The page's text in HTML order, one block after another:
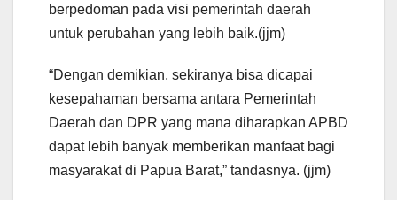
berpedoman pada visi pemerintah daerah
untuk perubahan yang lebih baik.(jjm)
“Dengan demikian, sekiranya bisa dicapai
kesepahaman bersama antara Pemerintah
Daerah dan DPR yang mana diharapkan APBD
dapat lebih banyak memberikan manfaat bagi
masyarakat di Papua Barat,” tandasnya. (jjm)